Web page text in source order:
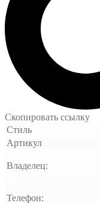
Скопировать ссылку
Стиль
Артикул
Владелец:
Телефон: